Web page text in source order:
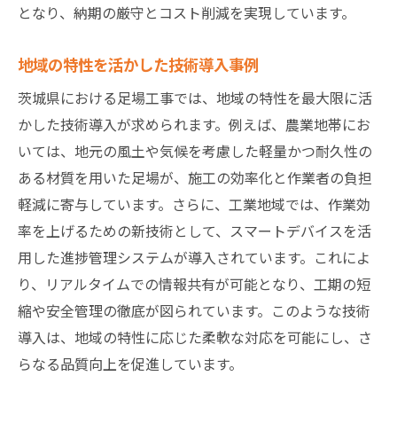
となり、納期の厳守とコスト削減を実現しています。
地域の特性を活かした技術導入事例
茨城県における足場工事では、地域の特性を最大限に活
かした技術導入が求められます。例えば、農業地帯にお
いては、地元の風土や気候を考慮した軽量かつ耐久性の
ある材質を用いた足場が、施工の効率化と作業者の負担
軽減に寄与しています。さらに、工業地域では、作業効
率を上げるための新技術として、スマートデバイスを活
用した進捗管理システムが導入されています。これによ
り、リアルタイムでの情報共有が可能となり、工期の短
縮や安全管理の徹底が図られています。このような技術
導入は、地域の特性に応じた柔軟な対応を可能にし、さ
らなる品質向上を促進しています。